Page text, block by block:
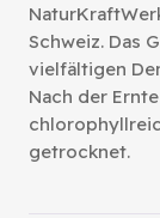
Schweiz. Das
vielfältigen
Nach der
getrocknet.